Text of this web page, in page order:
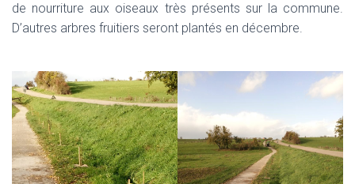
de nourriture aux oiseaux très présents sur la commune.
D’autres arbres fruitiers seront plantés en décembre.